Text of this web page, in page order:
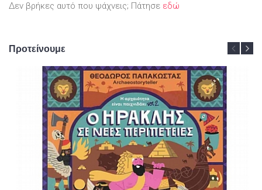
Δεν βρήκες αυτό που ψάχνεις; Πάτησε εδώ
Προτείνουμε